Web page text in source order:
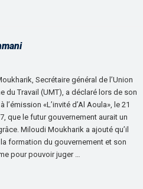
Secrétaire général de l’Union
du Travail (UMT), a déclaré lors de son
l’émission «L’invité d’Al Aoula», le 21
que le futur gouvernement aurait un
Miloudi Moukharik a ajouté qu’il
formation du gouvernement et son
pour pouvoir juger …